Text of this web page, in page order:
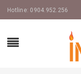
Hotline: 0904.952.256